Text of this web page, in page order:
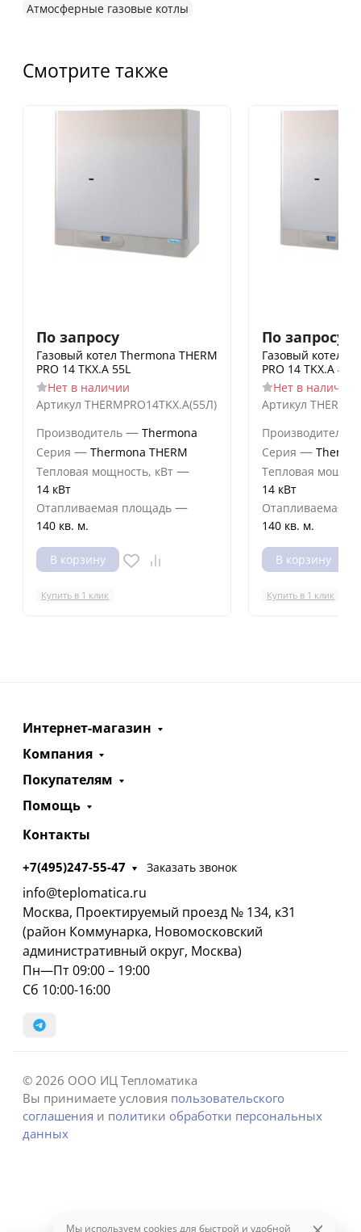
Атмосферные газовые котлы
Смотрите также
По запросу
Газовый котел Thermona THERM
PRO 14 TKX.A 55L
Нет в наличии
Артикул THERMPRO14TKX.А(55Л)
Производитель — Thermona
Серия — Thermona THERM
Тепловая мощность, кВт —
14 кВт
Отапливаемая площадь —
140 кв. м.
В корзину
Купить в 1 клик
По запросу
Газовый котел
PRO 14 TKX.A 40L
Нет в наличии
Артикул
Производитель
Серия —
Тепловая
14 кВт
Отапливаемая
140 кв. м.
В корзину
Купить в 1 клик
Интернет-магазин
Компания
Покупателям
Помощь
Контакты
+7(495)247-55-47 Заказать звонок
info@teplomatica.ru
Москва, Проектируемый проезд № 134, к31
(район Коммунарка, Новомосковский
административный округ, Москва)
Пн—Пт 09:00 – 19:00
Сб 10:00-16:00
© 2026 ООО ИЦ Тепломатика
Вы принимаете условия пользовательского
соглашения и политики обработки персональных
данных
Мы используем cookies для быстрой и удобной